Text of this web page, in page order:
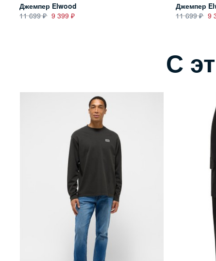
Джемпер Elwood
11 699
9 399
Джемпер
11 699
9
С